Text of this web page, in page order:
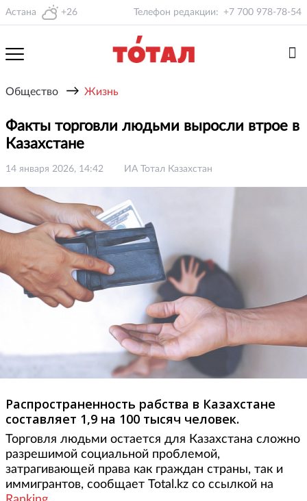
Астана +26 Телефон редакции: +7 700 978-78-54
Общество → Жизнь
Факты торговли людьми выросли втрое в
Казахстане
14 января 2026, 14:42 ИА Тотал Казахстан
Распространенность рабства в Казахстане
составляет 1,9 на 100 тысяч человек.
Торговля людьми остается для Казахстана сложно
разрешимой социальной проблемой,
затрагивающей права как граждан страны, так и
иммигрантов, сообщает Total.kz со ссылкой на